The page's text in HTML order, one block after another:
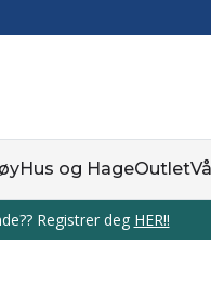
Hus og HageOutlet
Registrer deg HER!!